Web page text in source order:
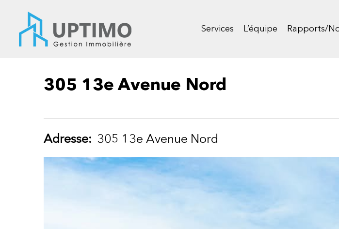
content
Services L’équipe Rapports/
305 13e Avenue Nord
Adresse: 305 13e Avenue Nord